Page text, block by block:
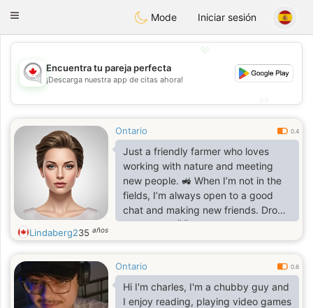
CANADIAN chat
Toggle
Mode Iniciar sesión
💖
💕
Encuentra tu pareja perfecta
¡Descarga nuestra app de citas ahora!
Ontario 0.4
Just a friendly farmer who loves
working with nature and meeting
new people. 🚜 When I’m not in the
fields, I’m always open to a good
chat and making new friends. Drop
a message! 👋
Lindaberg235 años
Ontario 0.6
Hi I'm charles, I'm a chubby guy and
I enjoy reading, playing video games